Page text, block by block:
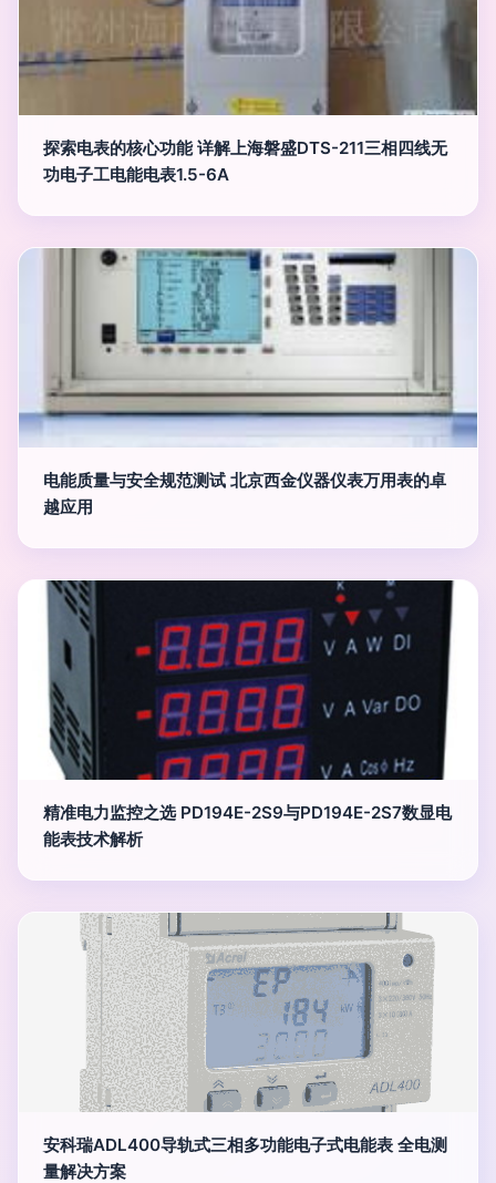
探索电表的核心功能 详解上海磐盛DTS-211三相四线无
功电子工电能电表1.5-6A
电能质量与安全规范测试 北京西金仪器仪表万用表的卓
越应用
精准电力监控之选 PD194E-2S9与PD194E-2S7数显电
能表技术解析
安科瑞ADL400导轨式三相多功能电子式电能表 全电测
量解决方案